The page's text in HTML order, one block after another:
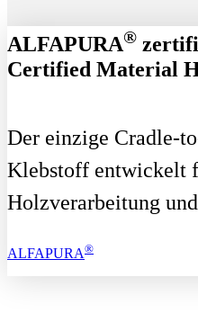
ALFAPURA®
Certified Material
Der einzige Cradle-
Klebstoff entwickelt
Holzverarbeitung
ALFAPURA®